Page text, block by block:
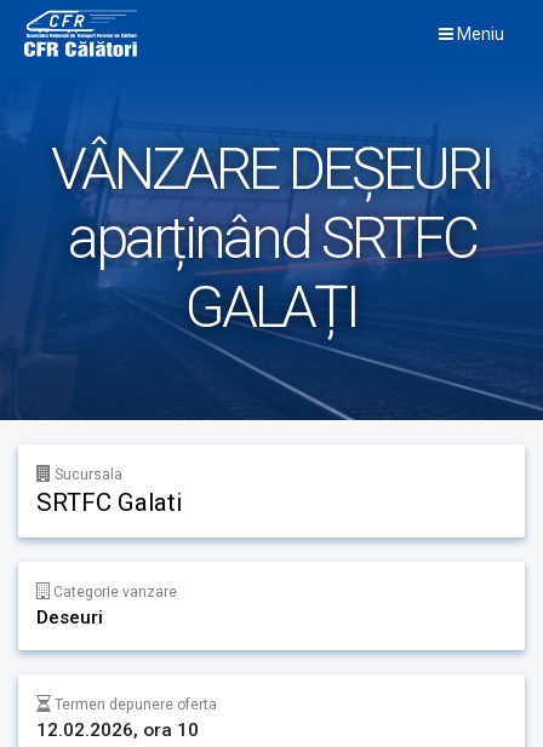
content
Meniu
VÂNZARE DEȘEURI
aparținând SRTFC
GALAȚI
Sucursala
SRTFC Galati
Categorie vanzare
Deseuri
Termen depunere oferta
12.02.2026, ora 10